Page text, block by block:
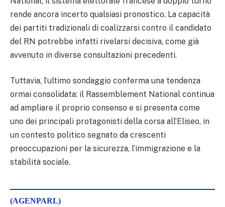
rende ancora incerto qualsiasi pronostico. La capacità
dei partiti tradizionali di coalizzarsi contro il candidato
del RN potrebbe infatti rivelarsi decisiva, come già
avvenuto in diverse consultazioni precedenti.
Tuttavia, l’ultimo sondaggio conferma una tendenza
ormai consolidata: il Rassemblement National continua
ad ampliare il proprio consenso e si presenta come
uno dei principali protagonisti della corsa all’Eliseo, in
un contesto politico segnato da crescenti
preoccupazioni per la sicurezza, l’immigrazione e la
stabilità sociale.
(AGENPARL)